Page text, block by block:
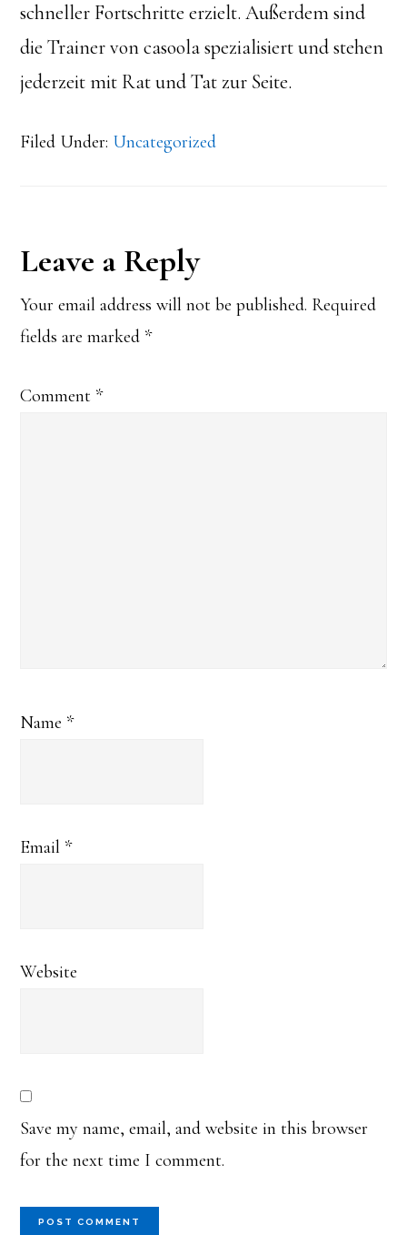
schneller Fortschritte erzielt. Außerdem sind
die Trainer von casoola spezialisiert und stehen
jederzeit mit Rat und Tat zur Seite.
Filed Under: Uncategorized
Reader
Interactions
Leave a Reply
Your email address will not be published. Required
fields are marked *
Comment *
Name *
Email *
Website
Save my name, email, and website in this browser
for the next time I comment.